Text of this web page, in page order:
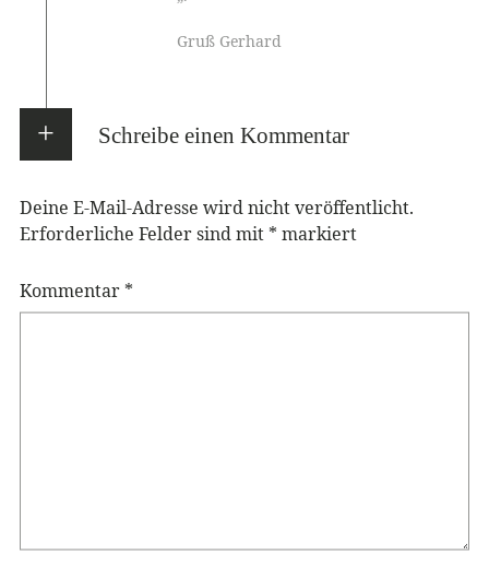
Gruß Gerhard
Schreibe einen Kommentar
Deine E-Mail-Adresse wird nicht veröffentlicht.
Erforderliche Felder sind mit * markiert
Kommentar *